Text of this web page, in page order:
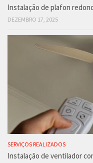
Instalação de plafon
DEZEMBRO 17, 2025
SERVIÇOS REALIZADOS
Instalação de ventilador